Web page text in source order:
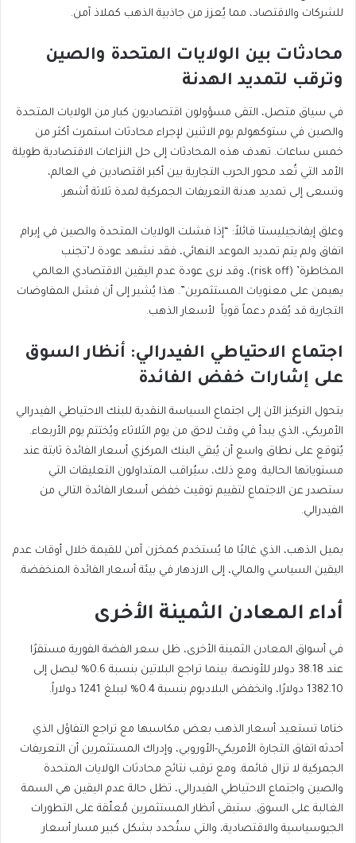
للشركات والاقتصاد، مما يُعزز من جاذبية الذهب كملاذ آمن.
محادثات بين الولايات المتحدة والصين
وترقب لتمديد الهدنة
في سياق متصل، التقى مسؤولون اقتصاديون كبار من الولايات المتحدة
والصين في ستوكهولم يوم الاثنين لإجراء محادثات استمرت أكثر من
خمس ساعات. تهدف هذه المحادثات إلى حل النزاعات الاقتصادية طويلة
الأمد التي تُعد محور الحرب التجارية بين أكبر اقتصادين في العالم،
وتسعى إلى تمديد هدنة التعريفات الجمركية لمدة ثلاثة أشهر.
وعلق إيفانجيليستا قائلاً: “إذا فشلت الولايات المتحدة والصين في إبرام
اتفاق ولم يتم تمديد الموعد النهائي، فقد نشهد عودة لـ’تجنب
المخاطرة’ (risk off)، وقد نرى عودة عدم اليقين الاقتصادي العالمي
يهيمن على معنويات المستثمرين”. هذا يُشير إلى أن فشل المفاوضات
التجارية قد يُقدم دعماً قوياً لأسعار الذهب.
اجتماع الاحتياطي الفيدرالي: أنظار السوق
على إشارات خفض الفائدة
يتحول التركيز الآن إلى اجتماع السياسة النقدية للبنك الاحتياطي الفيدرالي
الأمريكي، الذي يبدأ في وقت لاحق من يوم الثلاثاء ويُختتم يوم الأربعاء.
يُتوقع على نطاق واسع أن يُبقي البنك المركزي أسعار الفائدة ثابتة عند
مستوياتها الحالية. ومع ذلك، سيُراقب المتداولون التعليقات التي
ستصدر عن الاجتماع لتقييم توقيت خفض أسعار الفائدة التالي من
الفيدرالي.
يميل الذهب، الذي غالبًا ما يُستخدم كمخزن آمن للقيمة خلال أوقات عدم
اليقين السياسي والمالي، إلى الازدهار في بيئة أسعار الفائدة المنخفضة.
أداء المعادن الثمينة الأخرى
في أسواق المعادن الثمينة الأخرى، ظل سعر الفضة الفورية مستقرًا
عند 38.18 دولار للأونصة. بينما تراجع البلاتين بنسبة 0.6% ليصل إلى
1382.10 دولارًا، وانخفض البلاديوم بنسبة 0.4% ليبلغ 1241 دولاراً.
ختاما تستعيد أسعار الذهب بعض مكاسبها مع تراجع التفاؤل الذي
أحدثه اتفاق التجارة الأمريكي-الأوروبي، وإدراك المستثمرين أن التعريفات
الجمركية لا تزال قائمة. ومع ترقب نتائج محادثات الولايات المتحدة
والصين واجتماع الاحتياطي الفيدرالي، تظل حالة عدم اليقين هي السمة
الغالبة على السوق. ستبقى أنظار المستثمرين مُعلّقة على التطورات
الجيوسياسية والاقتصادية، والتي ستُحدد بشكل كبير مسار أسعار